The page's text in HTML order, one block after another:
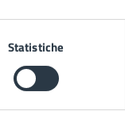
Statistiche